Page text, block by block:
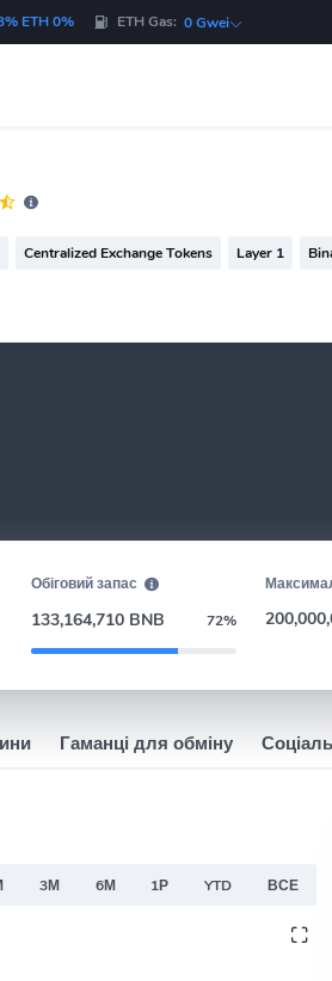
ETH 0% ETH Gas: 0 Gwei
Centralized Exchange Tokens Layer 1
Обіговий запас
133,164,710 BNB 72%
Гаманці для обміну
3М 6М 1Р YTD ВСЕ